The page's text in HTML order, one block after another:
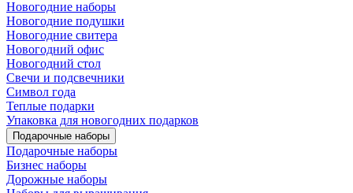
Новогодние наборы
Новогодние подушки
Новогодние свитера
Новогодний офис
Новогодний стол
Свечи и подсвечники
Символ года
Теплые подарки
Упаковка для новогодних подарков
Подарочные наборы
Подарочные наборы
Бизнес наборы
Дорожные наборы